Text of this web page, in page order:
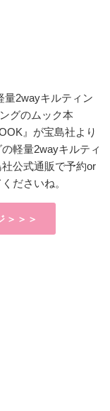
量2wayキルティン
グのムック本
』が宝島社より
軽量2wayキルティ
公式通販で予約or
ださいね。
＞＞＞